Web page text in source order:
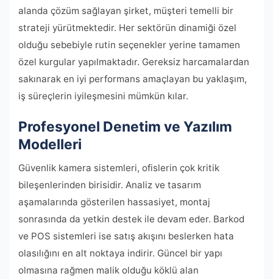
alanda çözüm sağlayan şirket, müşteri temelli bir
strateji yürütmektedir. Her sektörün dinamiği özel
olduğu sebebiyle rutin seçenekler yerine tamamen
özel kurgular yapılmaktadır. Gereksiz harcamalardan
sakınarak en iyi performans amaçlayan bu yaklaşım,
iş süreçlerin iyileşmesini mümkün kılar.
Profesyonel Denetim ve Yazılım
Modelleri
Güvenlik kamera sistemleri, ofislerin çok kritik
bileşenlerinden birisidir. Analiz ve tasarım
aşamalarında gösterilen hassasiyet, montaj
sonrasında da yetkin destek ile devam eder. Barkod
ve POS sistemleri ise satış akışını beslerken hata
olasılığını en alt noktaya indirir. Güncel bir yapı
olmasına rağmen malik olduğu köklü alan